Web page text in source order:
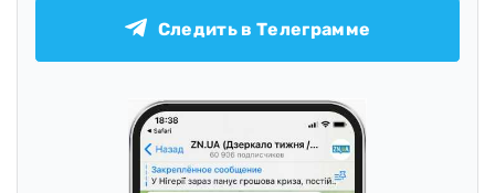
Следить в Телеграмме